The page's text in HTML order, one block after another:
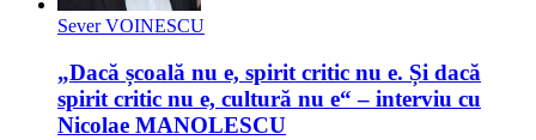
Sever VOINESCU
„Dacă școală nu e, spirit critic nu e. Și dacă
spirit critic nu e, cultură nu e“ – interviu cu
Nicolae MANOLESCU